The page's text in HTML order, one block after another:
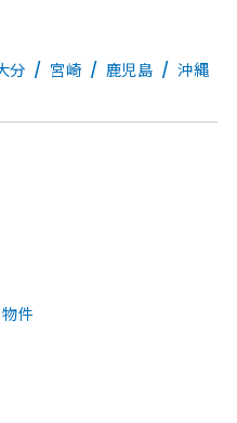
分 宮崎 鹿児島 沖縄
件